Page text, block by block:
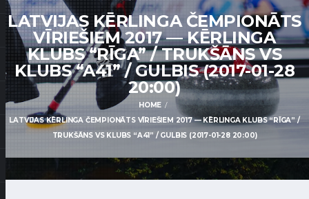
LATVIJAS KĒRLINGA ČEMPIONĀTS
VĪRIEŠIEM 2017 — KĒRLINGA
KLUBS “RĪGA” / TRUKŠĀNS VS
KLUBS “A41” / GULBIS (2017-01-28
20:00)
HOME
LATVIJAS KĒRLINGA ČEMPIONĀTS VĪRIEŠIEM 2017 — KĒRLINGA KLUBS “RĪGA” /
TRUKŠĀNS VS KLUBS “A41” / GULBIS (2017-01-28 20:00)